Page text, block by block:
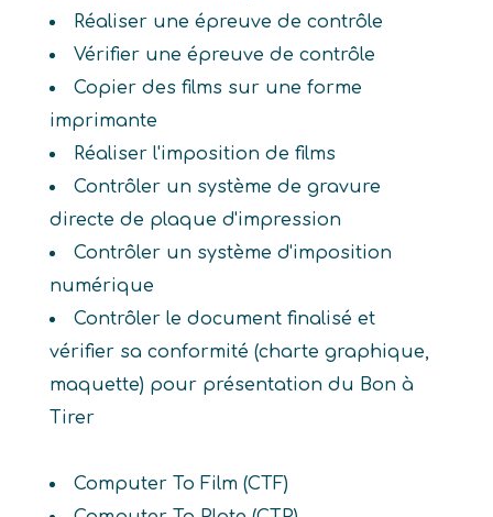
Réaliser une épreuve de contrôle
Vérifier une épreuve de contrôle
Copier des films sur une forme
imprimante
Réaliser l'imposition de films
Contrôler un système de gravure
directe de plaque d'impression
Contrôler un système d'imposition
numérique
Contrôler le document finalisé et
vérifier sa conformité (charte graphique,
maquette) pour présentation du Bon à
Tirer
Computer To Film (CTF)